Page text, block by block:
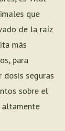
que
de la raíz
más
para
dosis seguras
sobre el
altamente